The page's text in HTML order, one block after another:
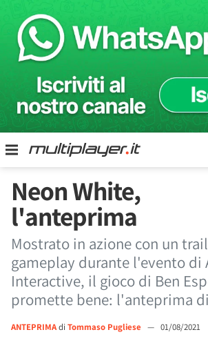
Neon White,
l'anteprima
Mostrato in azione con un
gameplay durante l'evento di
Interactive, il gioco di Ben
promette bene: l'anteprima
ANTEPRIMAdi Tommaso Pugliese — 01/08/2021